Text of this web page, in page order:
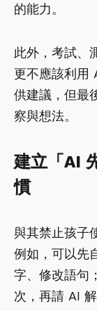
的能力。
此外，考試、
更不應該利用
供建議，但最
察與想法。
建立「AI
慣
與其禁止孩子
例如，可以先
字、修改語句
次，再請 AI